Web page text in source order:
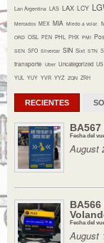
Lan Argentina LAS LAX LCY
Mercados MEX MIA Miedo a volar.
ORD OSL PEN PHL PHX PMI
SEN SFO Silvercar SIN Sixt STN
transporte Uber Uncategorized
YUL YUY YVR YYZ ZQN ZRH
RECIENTES
Fecha del
August
Fecha del
August